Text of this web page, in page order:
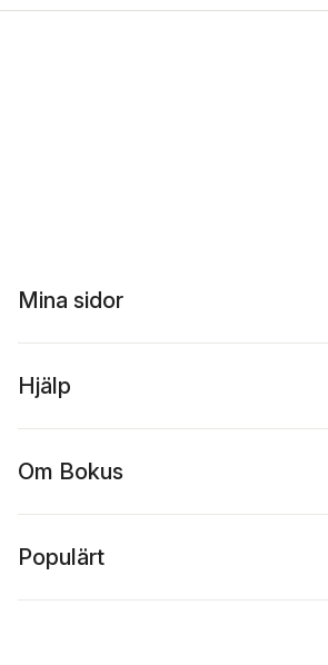
Mina sidor
Hjälp
Om Bokus
Populärt